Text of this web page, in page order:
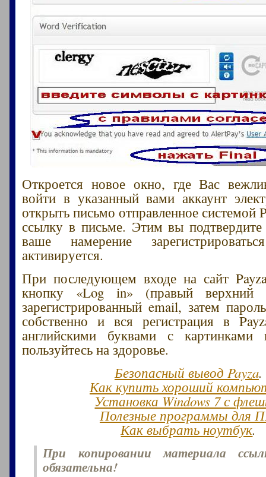
Откроется новое окно, где Вас
войти в указанный вами аккаунт
открыть письмо отправленное системой
ссылку в письме. Этим вы
ваше намерение
активируется.
При последующем входе на сайт
кнопку «Log in» (правый верхний
зарегистрированный email, затем
собственно и вся регистрация в
английскими буквами с
пользуйтесь на здоровье.
Безопасный вывод Payza.
Как купить хороший
Установка Windows 7 с
Полезные программы для
Как выбрать ноутбук.
При копировании материала
обязательна!